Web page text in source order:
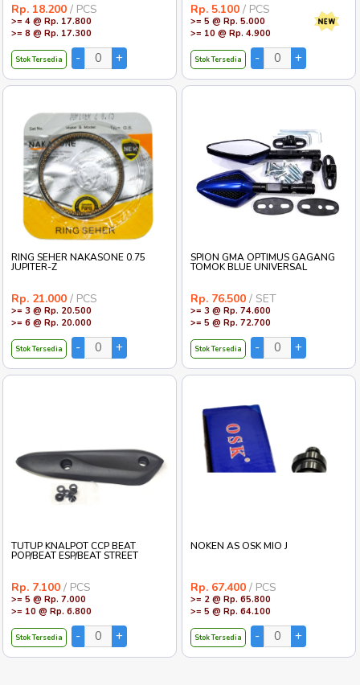
Rp. 18.200 / PCS
>= 4 @ Rp. 17.800
>= 8 @ Rp. 17.300
Stok Tersedia
Rp. 5.100 / PCS
>= 5 @ Rp. 5.000
>= 10 @ Rp. 4.900
Stok Tersedia
RING SEHER NAKASONE 0.75
JUPITER-Z
Rp. 21.000 / PCS
>= 3 @ Rp. 20.500
>= 6 @ Rp. 20.000
Stok Tersedia
SPION GMA OPTIMUS GAGANG
TOMOK BLUE UNIVERSAL
Rp. 76.500 / SET
>= 3 @ Rp. 74.600
>= 5 @ Rp. 72.700
Stok Tersedia
TUTUP KNALPOT CCP BEAT
POP/BEAT ESP/BEAT STREET
Rp. 7.100 / PCS
>= 5 @ Rp. 7.000
>= 10 @ Rp. 6.800
Stok Tersedia
NOKEN AS OSK MIO J
Rp. 67.400 / PCS
>= 2 @ Rp. 65.800
>= 5 @ Rp. 64.100
Stok Tersedia